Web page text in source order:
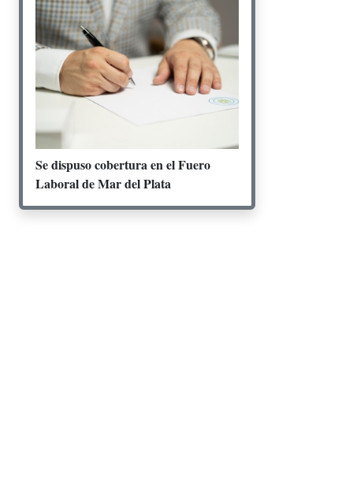
Se dispuso cobertura en el Fuero
Laboral de Mar del Plata